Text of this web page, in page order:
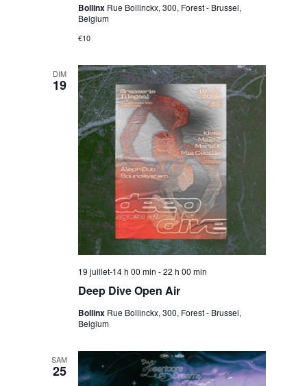
Bollinx Rue Bollinckx, 300, Forest - Brussel,
Belgium
€10
DIM
19
Deep Dive Open Air
19 juillet-14 h 00 min -22 h 00 min
Bollinx Rue Bollinckx, 300, Forest - Brussel,
Belgium
SAM
25